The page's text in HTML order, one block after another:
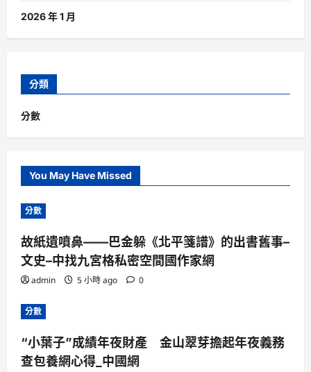
2026 年 1 月
分類
分數
You May Have Missed
分數
故紙遺噴鼻——巴金躲《北平箋譜》的出書舊事–
文史–中找九宮格私密空間國作家網
admin 5 小時 ago 0
分數
“小葉子”成績年夜財產 金山翠芽擔起年夜義務
查包養網心得_中國網